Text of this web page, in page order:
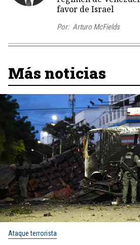
favor de Israel
Por: Arturo McFields
Más noticias
Ataque terrorista